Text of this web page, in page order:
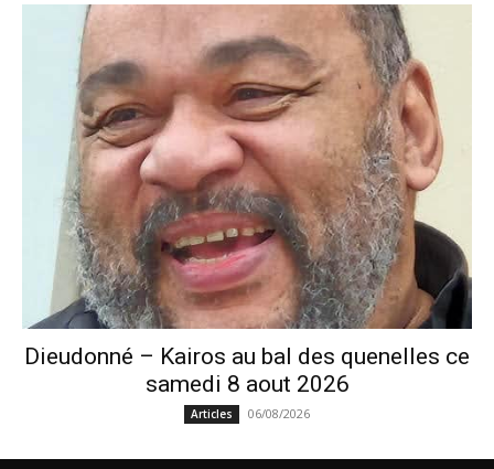
Dieudonné – Kairos au bal des quenelles ce
samedi 8 aout 2026
Articles 06/08/2026